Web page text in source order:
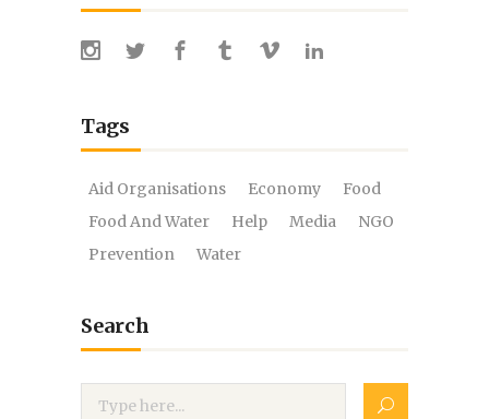
Tags
Aid Organisations Economy
Food
Food And Water
Help Media
NGO
Prevention
Water
Search